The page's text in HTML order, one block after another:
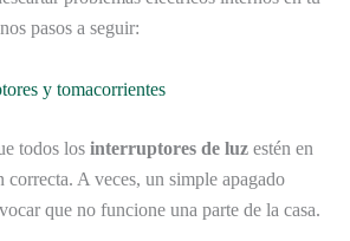
pasos a seguir:
y tomacorrientes
todos los interruptores de luz estén en
correcta. A veces, un simple apagado
que no funcione una parte de la casa.